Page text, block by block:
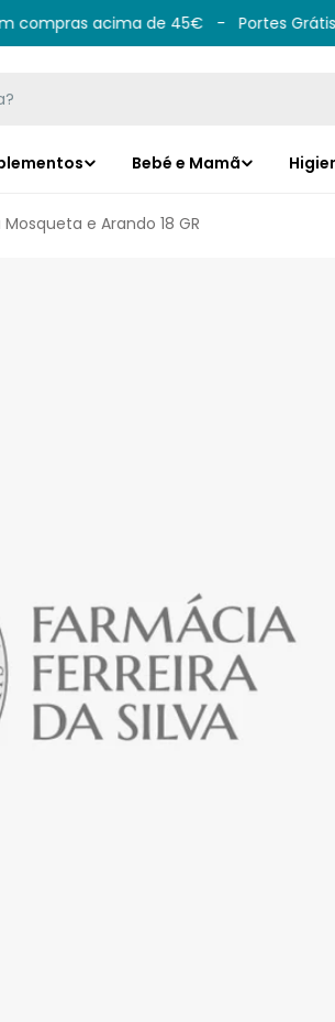
compras acima de 45€ - Portes Grátis
Bebé e Mamã
Mosqueta e Arando 18 GR